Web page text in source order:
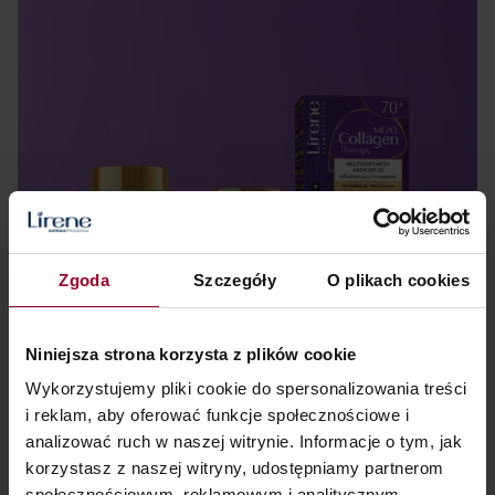
Zgoda Szczegóły O plikach cookies
Niniejsza strona korzysta z plików cookie
Wykorzystujemy pliki cookie do spersonalizowania treści
i reklam, aby oferować funkcje społecznościowe i
analizować ruch w naszej witrynie. Informacje o tym, jak
korzystasz z naszej witryny, udostępniamy partnerom
Składniki
RETINOL